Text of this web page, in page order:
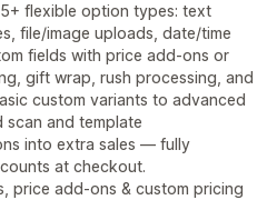
flexible option types: text
file/image uploads, date/time
fields with price add-ons or
gift wrap, rush processing, and
custom variants to advanced
scan and template
into extra sales — fully
at checkout.
price add-ons & custom pricing